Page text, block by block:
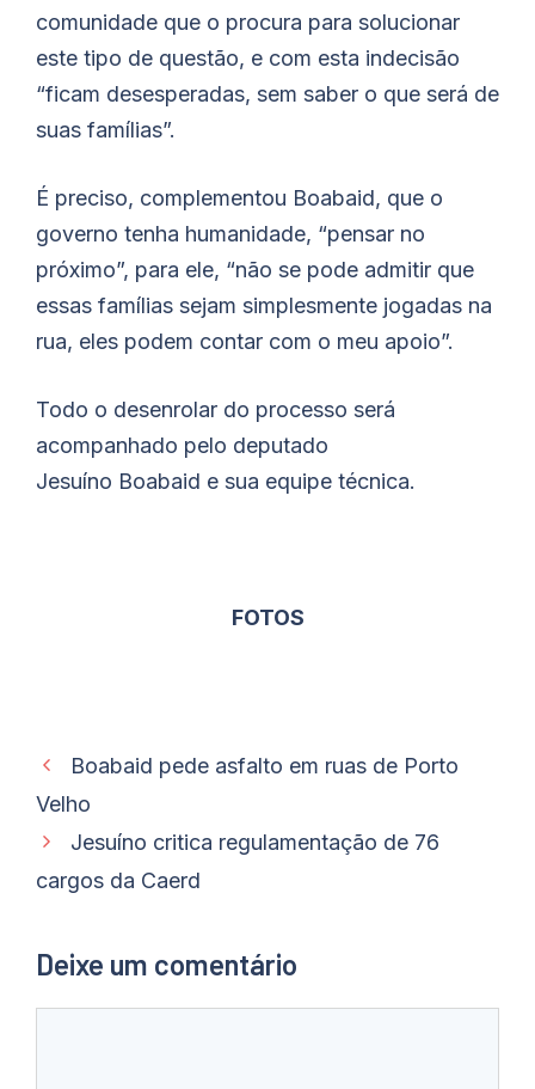
comunidade que o procura para solucionar
este tipo de questão, e com esta indecisão
“ficam desesperadas, sem saber o que será de
suas famílias”.
É preciso, complementou Boabaid, que o
governo tenha humanidade, “pensar no
próximo”, para ele, “não se pode admitir que
essas famílias sejam simplesmente jogadas na
rua, eles podem contar com o meu apoio”.
Todo o desenrolar do processo será
acompanhado pelo deputado
Jesuíno Boabaid e sua equipe técnica.
FOTOS
Boabaid pede asfalto em ruas de Porto
Velho
Jesuíno critica regulamentação de 76
cargos da Caerd
Deixe um comentário